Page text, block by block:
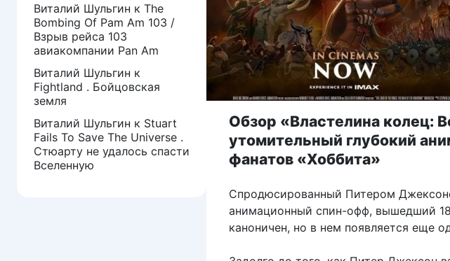
Обзор «Властелина колец:
утомительный глубокий
фанатов «Хоббита»
Спродюсированный Питером
анимационный спин-офф, вышедший
каноничен, но в нем появляется еще
Виталий Шульгин к The
Bombing Of Pam Am 103 /
Взрыв рейса 103
авиакомпании Pan Am
Виталий Шульгин к
Fightland . Бойцовская
земля
Виталий Шульгин к Stuart
Fails To Save The Universe .
Стюарту не удалось спасти
Вселенную